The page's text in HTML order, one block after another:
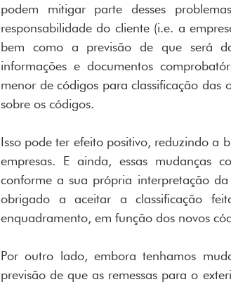
podem mitigar parte desses
responsabilidade do cliente (i.e. a
bem como a previsão de que será
informações e documentos
menor de códigos para classificação das
sobre os códigos.
Isso pode ter efeito positivo, reduzindo a
empresas. E ainda, essas mudanças
conforme a sua própria interpretação
obrigado a aceitar a classificação
enquadramento, em função dos novos
Por outro lado, embora tenhamos
previsão de que as remessas para o